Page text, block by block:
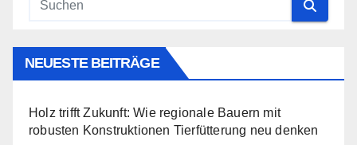
NEUESTE BEITRÄGE
Holz trifft Zukunft: Wie regionale Bauern mit
robusten Konstruktionen Tierfütterung neu denken